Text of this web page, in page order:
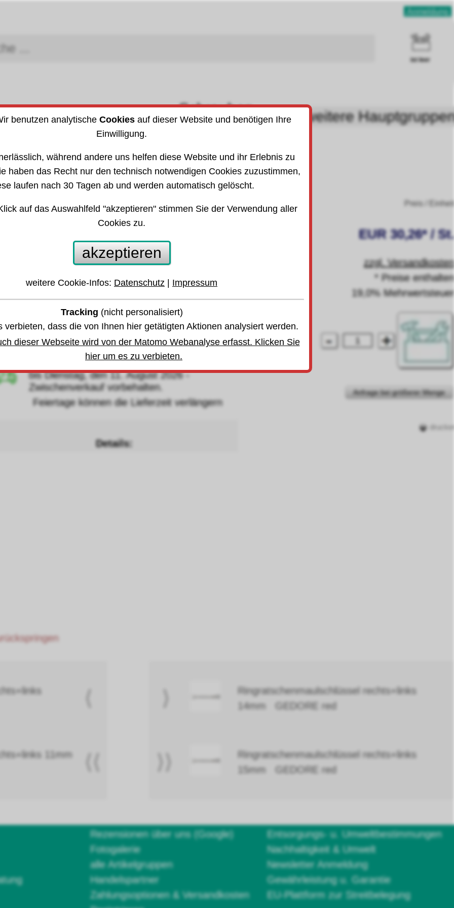
Anmeldung
ist leer
Arbeitsschutz
Schrauben
DIN (ISO)
weitere
3021 » Ratschenschlüssel 302124
Preis / Einheit
rechts+links 13mm
u. Garantie
Lagerbestand,
bis Dienstag, den 11. August 2026 -
Zwischenverkauf vorbehalten.
können die Lieferzeit verlängern
Details:
EUR 30,26* / St.
zzgl. Versandkosten
* Preise enthalten
19,0% Mehrwertsteuer
Anfrage bei größerer Menge
11mm
Ringratschenmaulschlüssel rechts+links
14mm GEDORE red
Ringratschenmaulschlüssel rechts+links
15mm GEDORE red
Rezensionen über uns (Google)
Fotogalerie
alle Artikelgruppen
Handelspartner
Zahlungsoptionen & Versandkosten
Entsorgungs- u. Umweltbestimmungen
Nachhaltigkeit & Umwelt
Newsletter Anmeldung
Gewährleistung u. Garantie
EU-Plattform zur Streitbelegung
benutzen analytische Cookiesauf dieser Website und benötigen Ihre
Einwilligung.
während andere uns helfen diese Website und ihr Erlebnis zu
haben das Recht nur den technisch notwendigen Cookies zuzustimmen,
laufen nach 30 Tagen ab und werden automatisch gelöscht.
auf das Auswahlfeld "akzeptieren" stimmen Sie der Verwendung aller
Cookies zu.
akzeptieren
weitere Cookie-Infos: Datenschutz Impressum
Tracking (nicht personalisiert)
verbieten, dass die von Ihnen hier getätigten Aktionen analysiert werden.
dieser Webseite wird von der Matomo Webanalyse erfasst. Klicken Sie
hier um es zu verbieten.